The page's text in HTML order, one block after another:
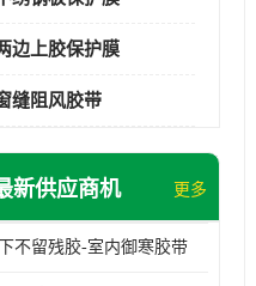
边上胶保护膜
缝阻风胶带
新供应商机 更多
不留残胶-室内御寒胶带